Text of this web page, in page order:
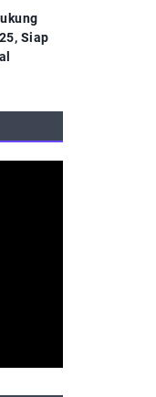
Siap